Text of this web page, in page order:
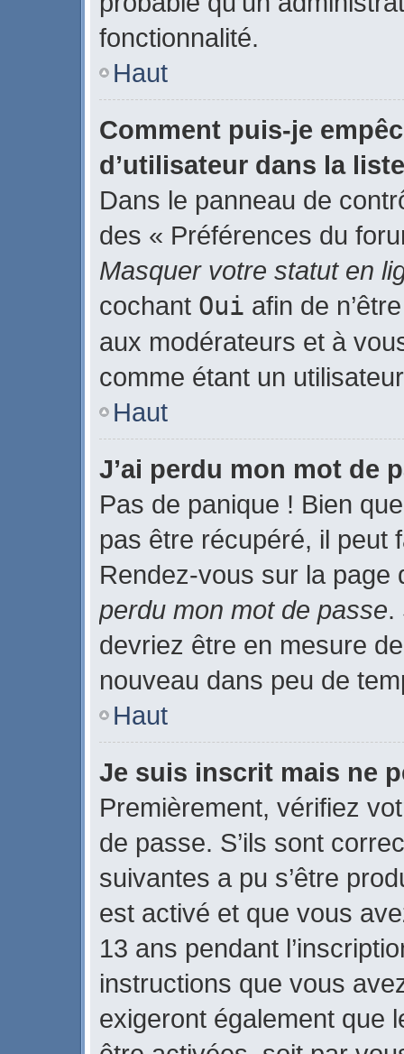
fonctionnalité.
Haut
Comment puis-je
d’utilisateur dans la
Dans le panneau de
des « Préférences du
Masquer votre statut en
cochant Oui afin de
aux modérateurs et à
comme étant un
Haut
J’ai perdu mon mot de
Pas de panique ! Bien
pas être récupéré, il peut
Rendez-vous sur la
perdu mon mot de passe.
devriez être en mesure
nouveau dans peu de
Haut
Je suis inscrit mais ne
Premièrement, vérifiez
de passe. S’ils sont
suivantes a pu s’être
est activé et que vous
13 ans pendant
instructions que vous
exigeront également que